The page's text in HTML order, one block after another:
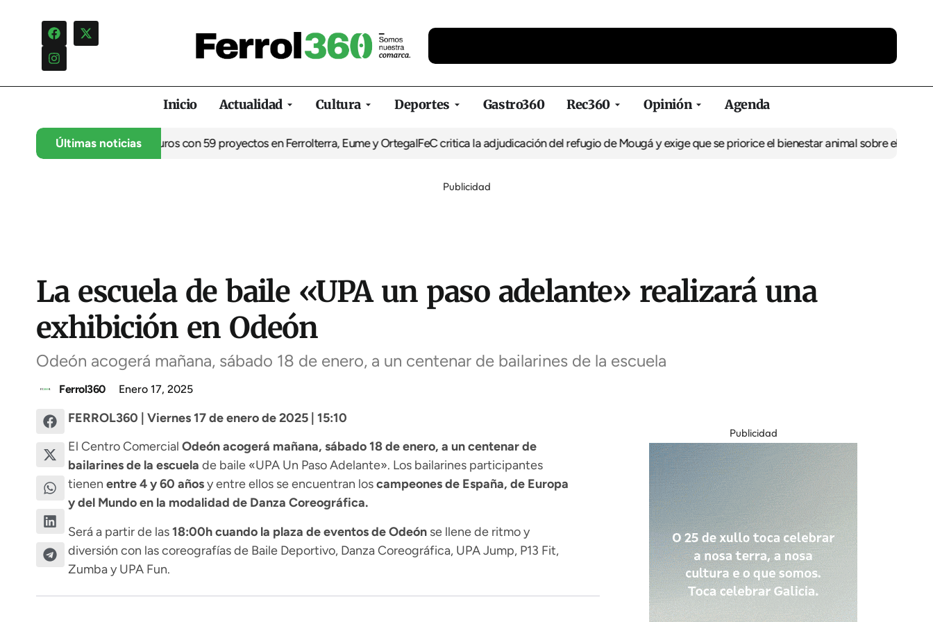
Inicio Actualidad Cultura Deportes Gastro360 Rec360 Opinión Agenda
Últimas noticias
casi 9 millones de euros con 59 proyectos en Ferrolterra, Eume y OrtegalFeC critica la adjudicación del refugio de Mougá y exige que se priorice el bienestar animal sobre el coste
Publicidad
La escuela de baile «UPA un paso adelante» realizará una
exhibición en Odeón
Odeón acogerá mañana, sábado 18 de enero, a un centenar de bailarines de la escuela
Ferrol360 Enero 17, 2025
FERROL360 | Viernes 17 de enero de 2025 | 15:10
El Centro Comercial Odeón acogerá mañana, sábado 18 de enero, a un centenar de
bailarines de la escuela de baile «UPA Un Paso Adelante». Los bailarines participantes
tienen entre 4 y 60 añosy entre ellos se encuentran loscampeones de España, de Europa
y del Mundo en la modalidad de Danza Coreográfica.
Será a partir de las18:00h cuando la plaza de eventos de Odeónse llene de ritmo y
diversión con las coreografías de Baile Deportivo, Danza Coreográfica, UPA Jump, P13 Fit,
Zumba y UPA Fun.
Publicidad